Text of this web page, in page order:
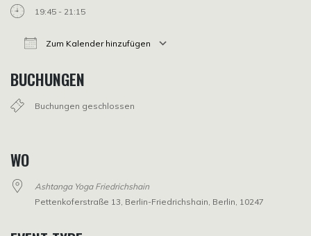
19:45 - 21:15
Zum Kalender hinzufügen
BUCHUNGEN
Buchungen geschlossen
WO
Ashtanga Yoga Friedrichshain
Pettenkoferstraße 13, Berlin-Friedrichshain, Berlin, 10247